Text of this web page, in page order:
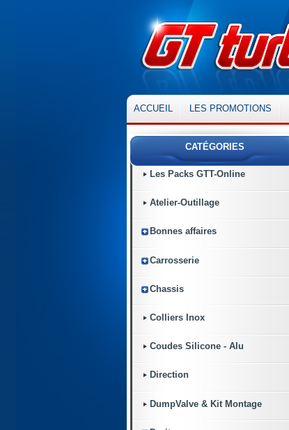
ACCUEIL LES PROMOTIONS
CATÉGORIES
Les Packs GTT-Online
Atelier-Outillage
Bonnes affaires
Carrosserie
Chassis
Colliers Inox
Coudes Silicone - Alu
Direction
DumpValve & Kit Montage